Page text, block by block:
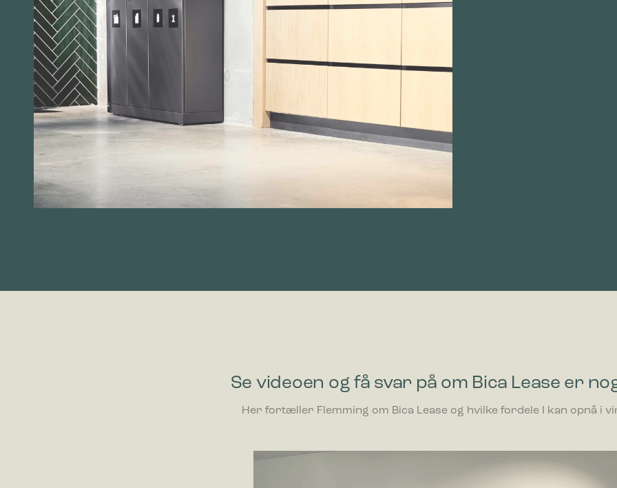
Se videoen og få svar på om Bica Lease er
Her fortæller Flemming om Bica Lease og hvilke fordele I kan opnå i